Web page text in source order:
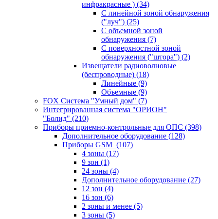
инфракрасные ) (34)
С линейной зоной обнаружения
("луч") (25)
С объемной зоной
обнаружения (7)
С поверхностной зоной
обнаружения ("штора") (2)
Извещатели радиоволновые
(беспроводные) (18)
Линейные (9)
Объемные (9)
FOX Система "Умный дом" (7)
Интегрированная система "ОРИОН"
"Болид" (210)
Приборы приемно-контрольные для ОПС (398)
Дополнительное оборудование (128)
Приборы GSM (107)
4 зоны (17)
9 зон (1)
24 зоны (4)
Дополнительное оборудование (27)
12 зон (4)
16 зон (6)
2 зоны и менее (5)
3 зоны (5)